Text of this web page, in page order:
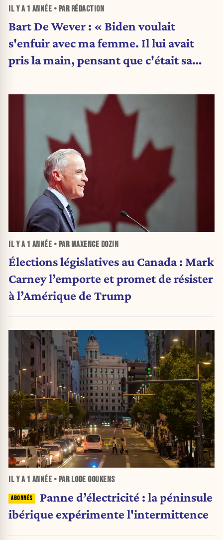
IL Y A 1 ANNÉE • PAR RÉDACTION
Bart De Wever : « Biden voulait
s'enfuir avec ma femme. Il lui avait
pris la main, pensant que c'était sa
IL Y A 1 ANNÉE • PAR MAXENCE DOZIN
Élections législatives au Canada : Mark
Carney l’emporte et promet de résister
à l’Amérique de Trump
IL Y A 1 ANNÉE • PAR LODE GOUKENS
Panne d’électricité : la péninsule
ibérique expérimente l'intermittence